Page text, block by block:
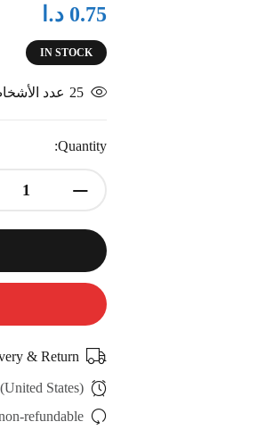
0.75 د.ا
IN STOCK
25 عدد
Quantity:
& Return
(United States)
refundable.